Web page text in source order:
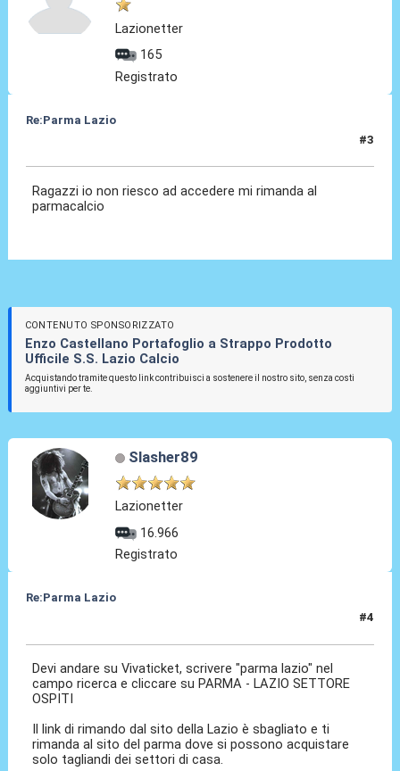
Lazionetter
165
Registrato
Re:Parma Lazio
#3
Ragazzi io non riesco ad accedere mi rimanda al
parmacalcio
CONTENUTO SPONSORIZZATO
Enzo Castellano Portafoglio a Strappo Prodotto
Ufficile S.S. Lazio Calcio
Acquistando tramite questo link contribuisci a sostenere il nostro sito, senza costi
aggiuntivi per te.
Slasher89
Lazionetter
16.966
Registrato
Re:Parma Lazio
#4
Devi andare su Vivaticket, scrivere "parma lazio" nel
campo ricerca e cliccare su PARMA - LAZIO SETTORE
OSPITI
Il link di rimando dal sito della Lazio è sbagliato e ti
rimanda al sito del parma dove si possono acquistare
solo tagliandi dei settori di casa.